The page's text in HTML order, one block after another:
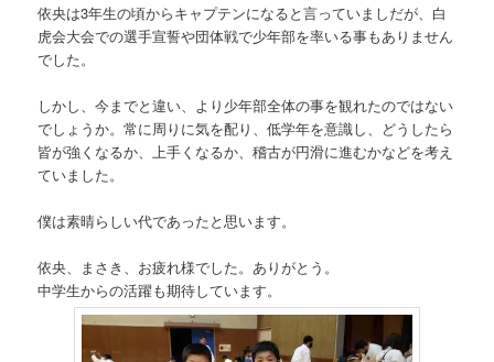
依央は3年生の頃からキャプテンになると言っていましだが、白
虎会大会での選手宣誓や団体戦で少年部を率いる事もありません
でした。
しかし、今までと違い、より少年部全体の事を観れたのではない
でしょうか。常に周りに気を配り、低学年を意識し、どうしたら
皆が強くなるか、上手くなるか、稽古が円滑に進むかなどを考え
ていました。
僕は素晴らしい代であったと思います。
依央、まさき、お疲れ様でした。ありがとう。
中学生からの活躍も期待しています。